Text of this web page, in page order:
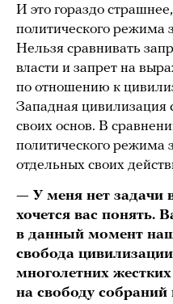
И это гораздо
политического режима
Нельзя сравнивать
власти и запрет на
по отношению к
Западная цивилизация
своих основ. В
политического режима
отдельных своих
— У меня нет задачи
хочется вас понять.
в данный момент
свобода
многолетних
на свободу